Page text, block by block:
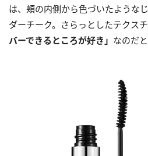
は、頬の内側から色づいたような
ダーチーク。さらっとしたテクスチ
バーできるところが好き」 なのだと